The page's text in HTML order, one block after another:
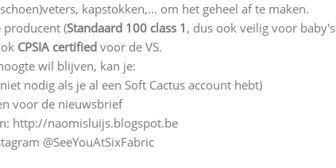
kapstokken,... om het geheel af te maken.
producent (Standaard 100 class 1 , dus ook veilig voor
CPSIA certifiedvoor de VS.
wil blijven, kan je:
nodig als je al een Soft Cactus account hebt)
voor de nieuwsbrief
http://naomisluijs.blogspot.be
@SeeYouAtSixFabric